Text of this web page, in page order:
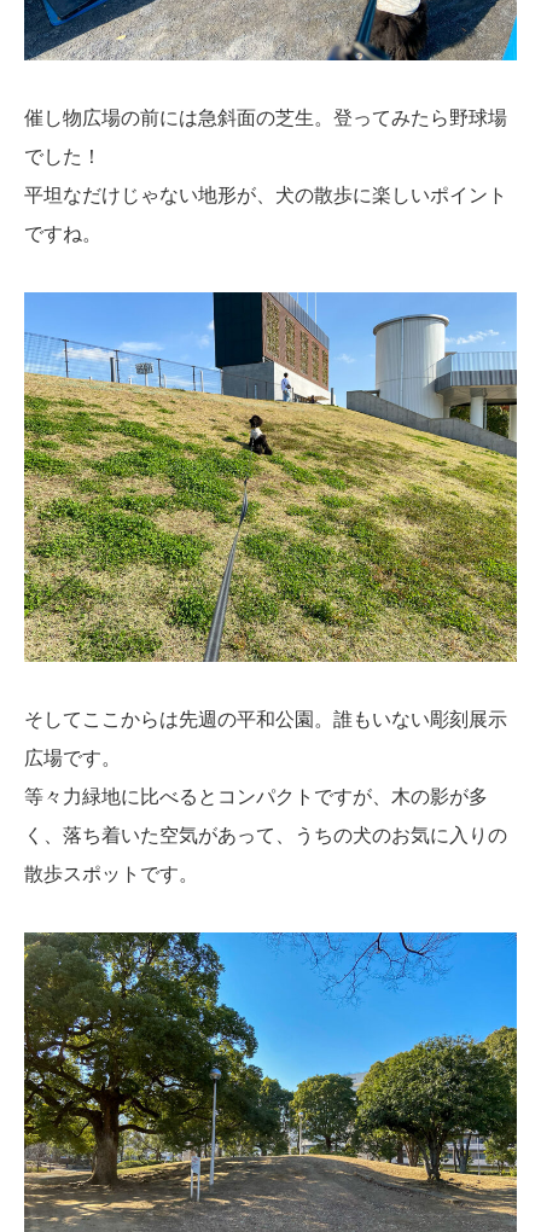
催し物広場の前には急斜面の芝生。登ってみたら野球場
でした！
平坦なだけじゃない地形が、犬の散歩に楽しいポイント
ですね。
そしてここからは先週の平和公園。誰もいない彫刻展示
広場です。
等々力緑地に比べるとコンパクトですが、木の影が多
く、落ち着いた空気があって、うちの犬のお気に入りの
散歩スポットです。